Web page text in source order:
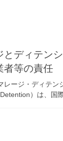
ディテン
者等の責任
レージ・ディテ
）は、国